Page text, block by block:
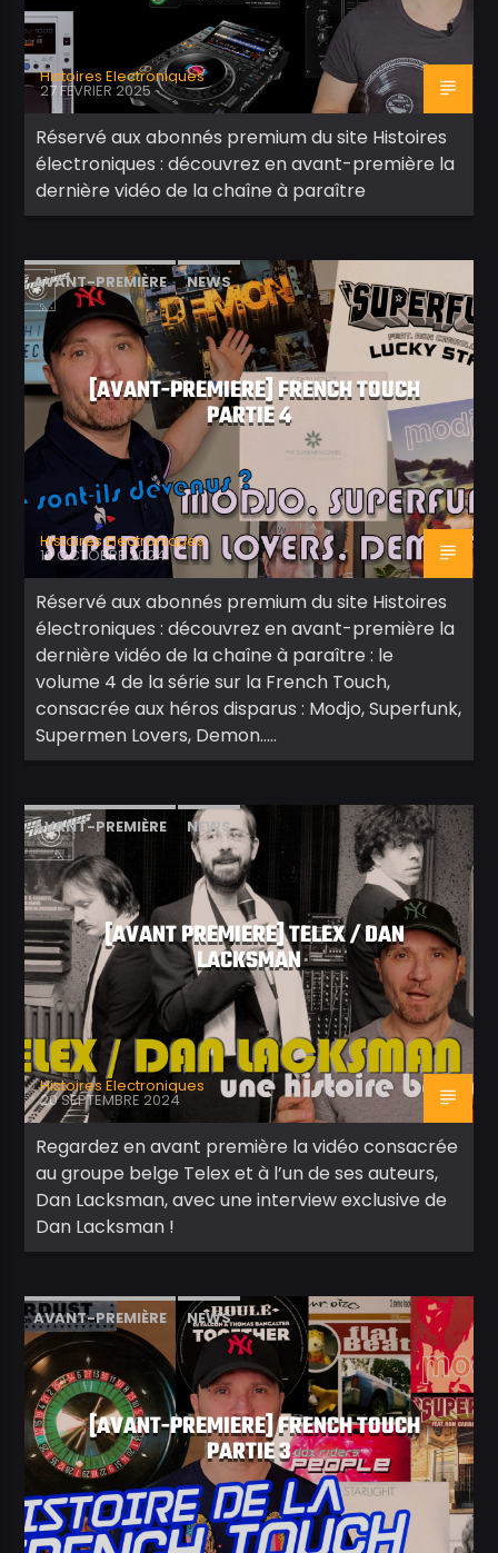
Histoires Electroniques
27 FÉVRIER 2025
Réservé aux abonnés premium du site Histoires
électroniques : découvrez en avant-première la
dernière vidéo de la chaîne à paraître
AVANT-PREMIÈRE NEWS
[AVANT-PREMIERE] FRENCH TOUCH
PARTIE 4
Histoires Electroniques
10 OCTOBRE 2024
Réservé aux abonnés premium du site Histoires
électroniques : découvrez en avant-première la
dernière vidéo de la chaîne à paraître : le
volume 4 de la série sur la French Touch,
consacrée aux héros disparus : Modjo, Superfunk,
Supermen Lovers, Demon…..
AVANT-PREMIÈRE NEWS
[AVANT PREMIERE] TELEX / DAN
LACKSMAN
Histoires Electroniques
20 SEPTEMBRE 2024
Regardez en avant première la vidéo consacrée
au groupe belge Telex et à l’un de ses auteurs,
Dan Lacksman, avec une interview exclusive de
Dan Lacksman !
AVANT-PREMIÈRE NEWS
[AVANT-PREMIERE] FRENCH TOUCH
PARTIE 3